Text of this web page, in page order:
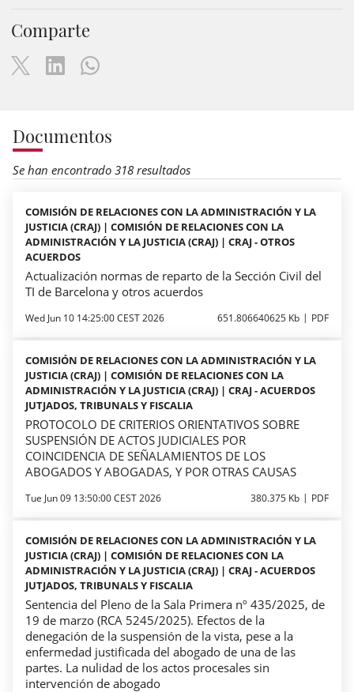
Comparte
Documentos
Se han encontrado 318 resultados
COMISIÓN DE RELACIONES CON LA ADMINISTRACIÓN Y LA
JUSTICIA (CRAJ) | COMISIÓN DE RELACIONES CON LA
ADMINISTRACIÓN Y LA JUSTICIA (CRAJ) | CRAJ - OTROS
ACUERDOS
Actualización normas de reparto de la Sección Civil del
TI de Barcelona y otros acuerdos
Wed Jun 10 14:25:00 CEST 2026 651.806640625 Kb PDF
COMISIÓN DE RELACIONES CON LA ADMINISTRACIÓN Y LA
JUSTICIA (CRAJ) | COMISIÓN DE RELACIONES CON LA
ADMINISTRACIÓN Y LA JUSTICIA (CRAJ) | CRAJ - ACUERDOS
JUTJADOS, TRIBUNALS Y FISCALIA
PROTOCOLO DE CRITERIOS ORIENTATIVOS SOBRE
SUSPENSIÓN DE ACTOS JUDICIALES POR
COINCIDENCIA DE SEÑALAMIENTOS DE LOS
ABOGADOS Y ABOGADAS, Y POR OTRAS CAUSAS
Tue Jun 09 13:50:00 CEST 2026 380.375 Kb PDF
COMISIÓN DE RELACIONES CON LA ADMINISTRACIÓN Y LA
JUSTICIA (CRAJ) | COMISIÓN DE RELACIONES CON LA
ADMINISTRACIÓN Y LA JUSTICIA (CRAJ) | CRAJ - ACUERDOS
JUTJADOS, TRIBUNALS Y FISCALIA
Sentencia del Pleno de la Sala Primera nº 435/2025, de
19 de marzo (RCA 5245/2025). Efectos de la
denegación de la suspensión de la vista, pese a la
enfermedad justificada del abogado de una de las
partes. La nulidad de los actos procesales sin
intervención de abogado